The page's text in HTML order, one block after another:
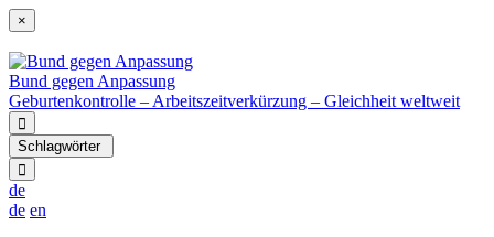
×
Bund gegen Anpassung
Geburtenkontrolle – Arbeitszeitverkürzung – Gleichheit weltweit
Schlagwörter
de
de en